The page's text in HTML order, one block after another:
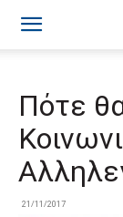
Πότε
21/11/2017